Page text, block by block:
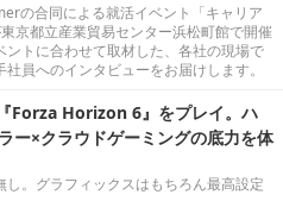
の合同による就活イベント「キャリア
京都立産業貿易センター浜松町館で開催
ントに合わせて取材した、各社の現場で
員へのインタビューをお届けします。
Forza Horizon 6』をプレイ。ハ
ー×クラウドゲーミングの底力を体
し。グラフィックスはもちろん最高設定